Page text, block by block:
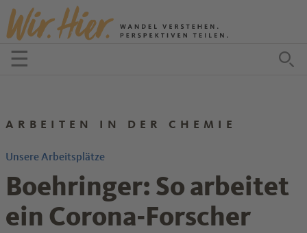
Zum Inhalt springen
☰Menü öffnen
ARBEITEN IN DER CHEMIE
Unsere Arbeitsplätze
Boehringer: So arbeitet
ein Corona-Forscher